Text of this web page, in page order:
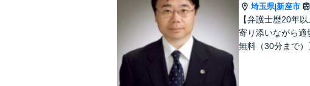
埼玉県|新座市
【弁護士歴20年
寄り添いながら適
無料（30分まで）